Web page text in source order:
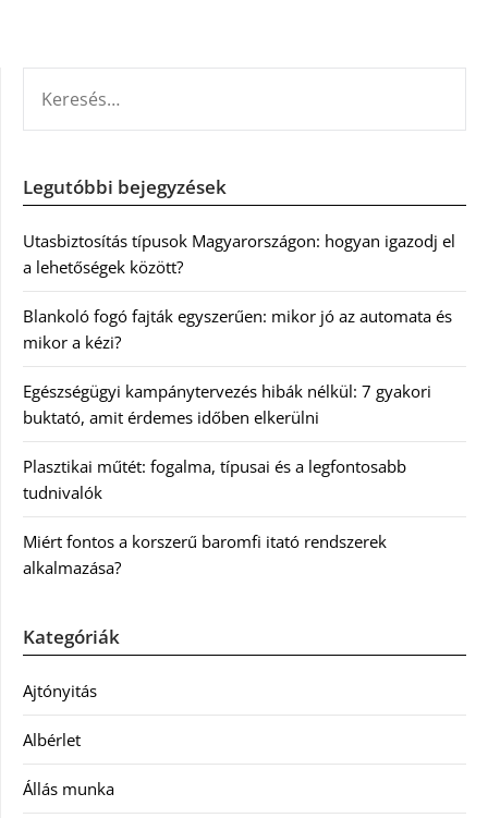
Legutóbbi bejegyzések
Utasbiztosítás típusok Magyarországon: hogyan igazodj el
a lehetőségek között?
Blankoló fogó fajták egyszerűen: mikor jó az automata és
mikor a kézi?
Egészségügyi kampánytervezés hibák nélkül: 7 gyakori
buktató, amit érdemes időben elkerülni
Plasztikai műtét: fogalma, típusai és a legfontosabb
tudnivalók
Miért fontos a korszerű baromfi itató rendszerek
alkalmazása?
Kategóriák
Ajtónyitás
Albérlet
Állás munka